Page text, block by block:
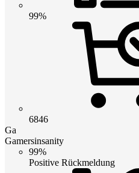
99%
6846
Ga
Gamersinsanity
99%
Positive Rückmeldung